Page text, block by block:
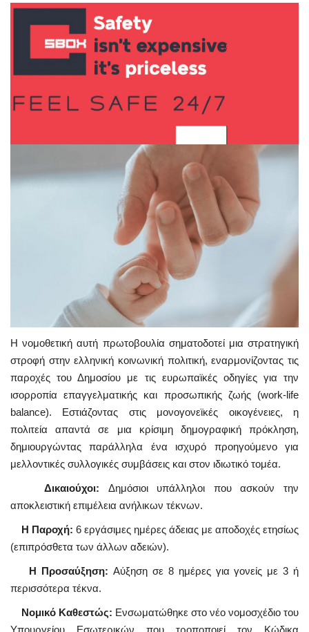
Η νομοθετική αυτή πρωτοβουλία σηματοδοτεί μια στρατηγική
στροφή στην ελληνική κοινωνική πολιτική, εναρμονίζοντας τις
παροχές του Δημοσίου με τις ευρωπαϊκές οδηγίες για την
ισορροπία επαγγελματικής και προσωπικής ζωής (work-life
balance). Εστιάζοντας στις μονογονεϊκές οικογένειες, η
πολιτεία απαντά σε μια κρίσιμη δημογραφική πρόκληση,
δημιουργώντας παράλληλα ένα ισχυρό προηγούμενο για
μελλοντικές συλλογικές συμβάσεις και στον ιδιωτικό τομέα.
Δικαιούχοι: Δημόσιοι υπάλληλοι που ασκούν την
αποκλειστική επιμέλεια ανήλικων τέκνων.
Η Παροχή: 6 εργάσιμες ημέρες άδειας με αποδοχές ετησίως
(επιπρόσθετα των άλλων αδειών).
Η Προσαύξηση:Αύξηση σε 8 ημέρες για γονείς με 3 ή
περισσότερα τέκνα.
Νομικό Καθεστώς: Ενσωματώθηκε στο νέο νομοσχέδιο του
Υπουργείου Εσωτερικών που τροποποιεί τον Κώδικα